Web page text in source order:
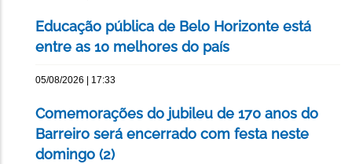
Educação pública de Belo Horizonte está
entre as 10 melhores do país
05/08/2026 | 17:33
Comemorações do jubileu de 170 anos do
Barreiro será encerrado com festa neste
domingo (2)